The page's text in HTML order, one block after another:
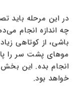
در این مرحله باید
چه اندازه انجام
باشی، از کوتاهی
موهای پشت سر را
انجام بده. این
خواهد بود.